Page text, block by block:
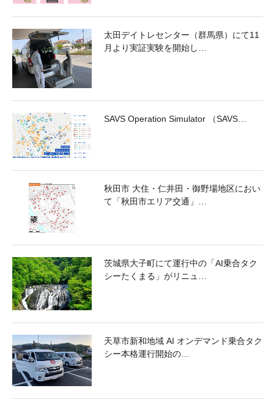
太田デイトレセンター（群馬県）にて11
月より実証実験を開始し…
SAVS Operation Simulator （SAVS…
秋田市 大住・仁井田・御野場地区におい
て「秋田市エリア交通」…
茨城県大子町にて運行中の「AI乗合タク
シーたくまる」がリニュ…
天草市新和地域 AI オンデマンド乗合タク
シー本格運行開始の…